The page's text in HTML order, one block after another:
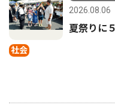
社会
2026.08.06
夏祭りに